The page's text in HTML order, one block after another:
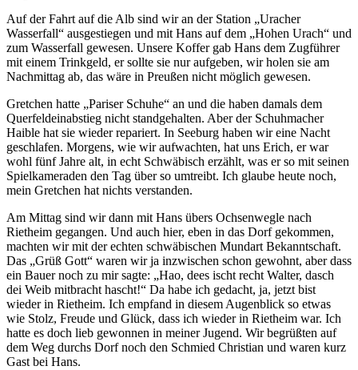
Auf der Fahrt auf die Alb sind wir an der Station
Uracher
Wasserfall
ausgestiegen und mit Hans auf dem Hohen Urach
und
zum Wasserfall gewesen. Unsere Koffer gab Hans dem Zugführer
mit einem Trinkgeld, er sollte sie nur aufgeben, wir holen sie am
Nachmittag ab, das wäre in Preußen nicht möglich gewesen.
Gretchen hatte
Pariser Schuhe
an und die haben damals dem
Querfeldeinabstieg nicht standgehalten. Aber der Schuhmacher
Haible hat sie wieder repariert. In Seeburg haben wir eine Nacht
geschlafen. Morgens, wie wir aufwachten, hat uns Erich, er war
wohl fünf Jahre alt, in echt Schwäbisch erzählt, was er so mit seinen
Spielkameraden den Tag über so umtreibt. Ich glaube heute noch,
mein Gretchen hat nichts verstanden.
Am Mittag sind wir dann mit Hans übers Ochsenwegle nach
Rietheim gegangen. Und auch hier, eben in das Dorf gekommen,
machten wir mit der echten schwäbischen Mundart Bekanntschaft.
Das
Grüß Gott
waren wir ja inzwischen schon gewohnt, aber dass
ein Bauer noch zu mir sagte:
Hao, dees ischt recht Walter, dasch
dei Weib mitbracht hascht!
Da habe ich gedacht, ja, jetzt bist
wieder in Rietheim. Ich empfand in diesem Augenblick so etwas
wie Stolz, Freude und Glück, dass ich wieder in Rietheim war. Ich
hatte es doch lieb gewonnen in meiner Jugend. Wir begrüßten auf
dem Weg durchs Dorf noch den Schmied Christian und waren kurz
Gast bei Hans.